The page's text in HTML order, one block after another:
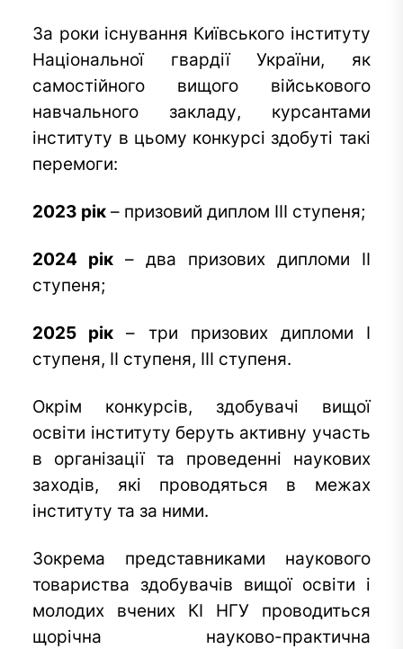
За роки існування Київського інституту
Національної гвардії України, як
самостійного вищого військового
навчального закладу, курсантами
інституту в цьому конкурсі здобуті такі
перемоги:
2023 рік – призовий диплом III ступеня;
2024 рік – два призових дипломи II
ступеня;
2025 рік – три призових дипломи I
ступеня, II ступеня, III ступеня.
Окрім конкурсів, здобувачі вищої
освіти інституту беруть активну участь
в організації та проведенні наукових
заходів, які проводяться в межах
інституту та за ними.
Зокрема представниками наукового
товариства здобувачів вищої освіти і
молодих вчених КІ НГУ проводиться
щорічна науково-практична